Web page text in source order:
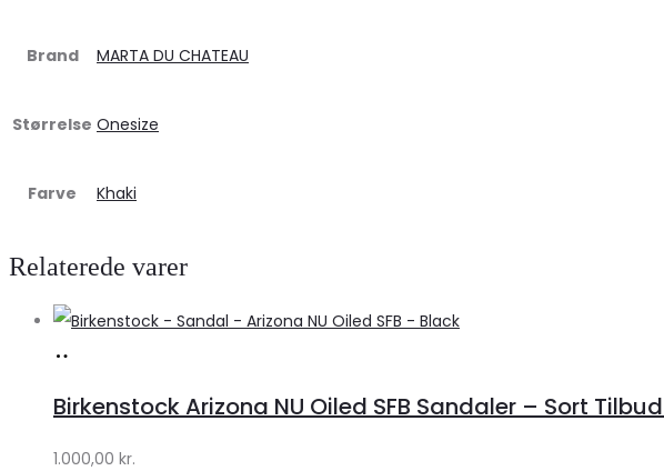
Brand MARTA DU CHATEAU
Størrelse Onesize
Farve Khaki
Relaterede varer
Lykke
by
Birkenstock Arizona NU Oiled SFB Sandaler – Sort
1.000,00 kr.